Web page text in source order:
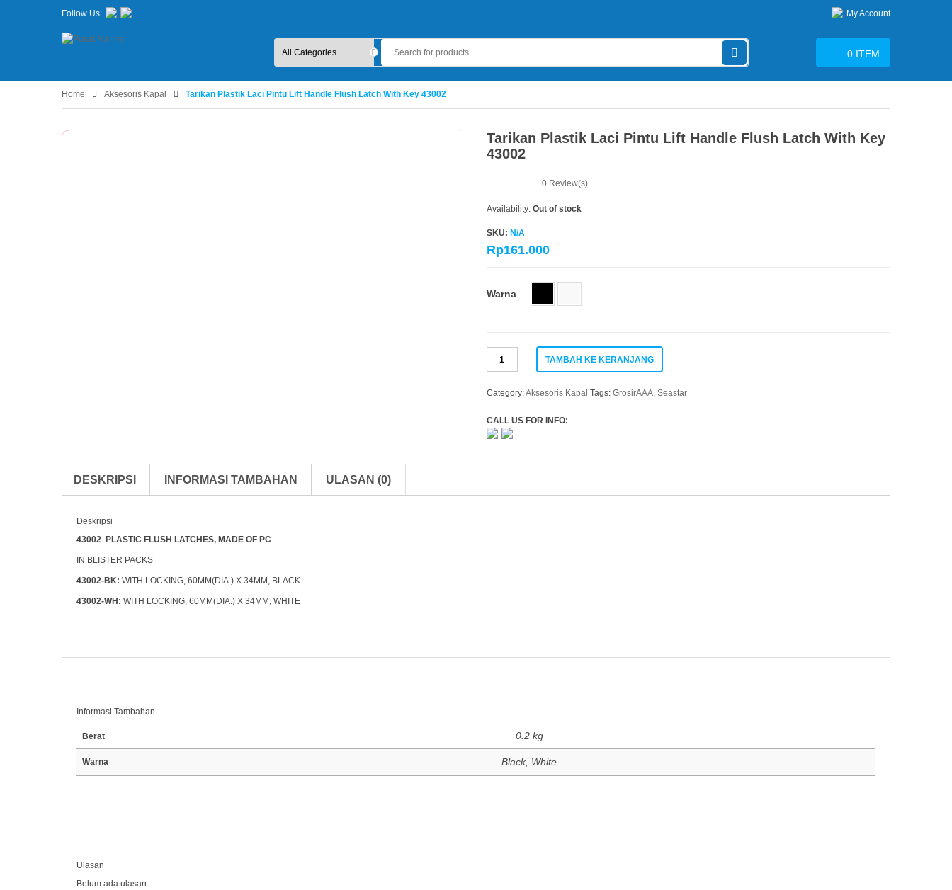
Follow Us: My Account
0 ITEM
Home Aksesoris Kapal Tarikan Plastik Laci Pintu Lift Handle Flush Latch With Key 43002
Tarikan Plastik Laci Pintu Lift Handle Flush Latch With Key
43002
0 Review(s)
Availability: Out of stock
SKU: N/A
Rp161.000
Warna
Laci
Lift
Handle
TAMBAH KE KERANJANG
Category:Aksesoris Kapal Tags: GrosirAAA, Seastar
CALL US FOR INFO:
DESKRIPSI INFORMASI TAMBAHAN ULASAN (0)
Deskripsi
43002 PLASTIC FLUSH LATCHES, MADE OF PC
IN BLISTER PACKS
43002-BK: WITH LOCKING, 60MM(DIA.) X 34MM, BLACK
43002-WH: WITH LOCKING, 60MM(DIA.) X 34MM, WHITE
Informasi Tambahan
Berat 0.2 kg
Warna Black, White
Ulasan
Belum ada ulasan.